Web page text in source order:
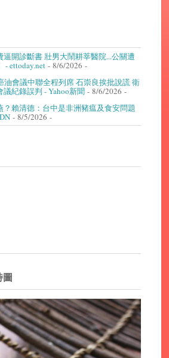
逼開診斷書 壯男大鬧耕莘醫院...公關遭
- ettoday.net - 8/6/2026 -
油會議中聯全程列席 石崇良挨批說謊 衛
議紀錄誤判 - Yahoo新聞 - 8/6/2026 -
？賴清德：台中是非洲豬瘟及食安問題
- 8/5/2026 -
圖